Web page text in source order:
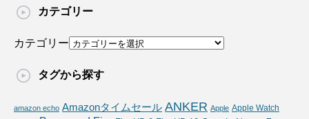
カテゴリー
カテゴリー
タグから探す
amazon echo Amazonタイムセール ANKER Apple Apple Watch